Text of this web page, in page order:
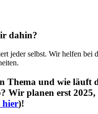
dahin?
jeder selbst. Wir helfen bei
Thema und wie läuft
Wir planen erst
hier)!